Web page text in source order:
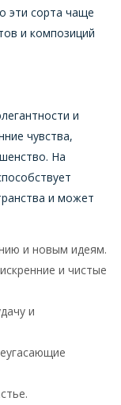
эти сорта чаще
и композиций
и
чувства,
На
и может
и новым идеям.
и чистые
и